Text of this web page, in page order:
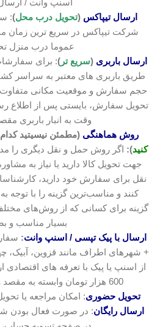
ارسال تیپاکس (تحویل درب محل)
:
شرکت تیپاکس در سریع ترین زمان
عموما درب منزل
ارسال باربری (سریع تر ): برای
طریق باربری های معتبر به سراسر
حجم سفارش و موقعیت مکانی
تحویل سفارش، بایستی پس از اطلاع
وقت به انبار باربری
روش هماهنگی (مطمئن نیسیتید
کنید): اگر روش حمل و نقل دیگری را
جهت تحویل کالا دارید یا نیاز به
نقل برای سفارش خود دارید،
کنند و مناسب‌ترین گزینه را با توجه
گزینه برای کسانی که از روش‌های
بسیار مناسب و
ارسال با پیک تپسی / اسنپ وانت:
+ شهرهای اطراف مانند قزوین، آبیک،
600 هزار تومان وابسته به مقصد و نوع پیک سواری یا وانت).
تحویل حضوری: امکان مراجعه یا
ارسال رایگان: در صورت فعال بودن